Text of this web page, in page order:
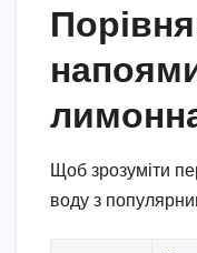
Щоб зрозуміти
воду з